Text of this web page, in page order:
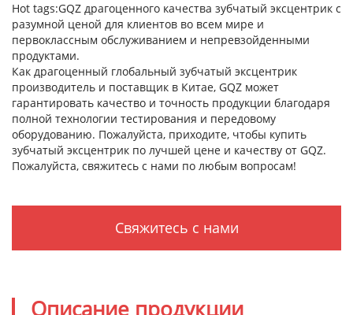
Hot tags:GQZ драгоценного качества зубчатый эксцентрик с
разумной ценой для клиентов во всем мире и
первоклассным обслуживанием и непревзойденными
продуктами.
Как драгоценный глобальный зубчатый эксцентрик
производитель и поставщик в Китае, GQZ может
гарантировать качество и точность продукции благодаря
полной технологии тестирования и передовому
оборудованию. Пожалуйста, приходите, чтобы купить
зубчатый эксцентрик по лучшей цене и качеству от GQZ.
Пожалуйста, свяжитесь с нами по любым вопросам!
Свяжитесь с нами
Описание продукции